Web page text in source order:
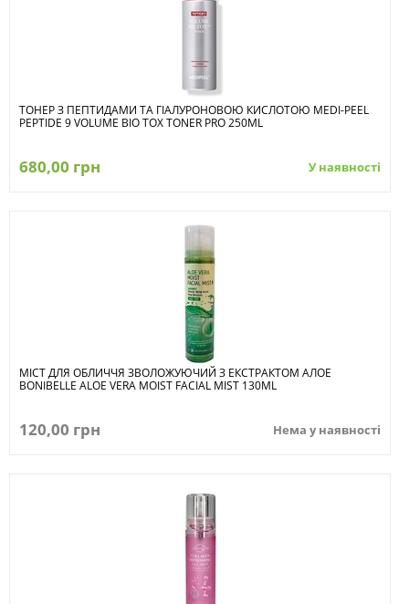
ТОНЕР З ПЕПТИДАМИ ТА ГІАЛУРОНОВОЮ КИСЛОТОЮ MEDI-PEEL
PEPTIDE 9 VOLUME BIO TOX TONER PRO 250ML
680,00 грн У наявності
МІСТ ДЛЯ ОБЛИЧЧЯ ЗВОЛОЖУЮЧИЙ З ЕКСТРАКТОМ АЛОЕ
BONIBELLE ALOE VERA MOIST FACIAL MIST 130ML
120,00 грн Нема у наявності